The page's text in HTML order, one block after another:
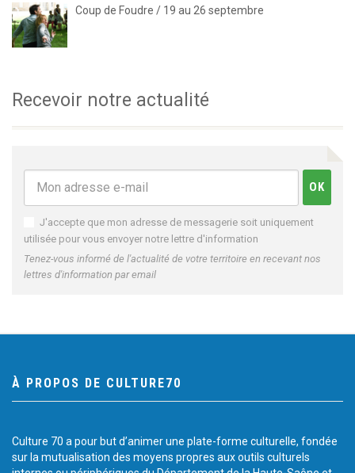
Coup de Foudre / 19 au 26 septembre
Recevoir notre actualité
J'accepte que mon adresse de messagerie soit uniquement
utilisée pour vous envoyer notre lettre d'information
Tenez-vous informé de l'actualité de votre territoire en recevant nos
lettres d'information par email
À PROPOS DE CULTURE70
Culture 70 a pour but d’animer une plate-forme culturelle, fondée
sur la mutualisation des moyens propres aux outils culturels